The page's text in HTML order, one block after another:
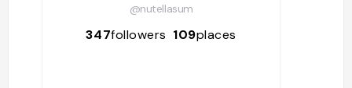
@nutellasum
347followers 109places